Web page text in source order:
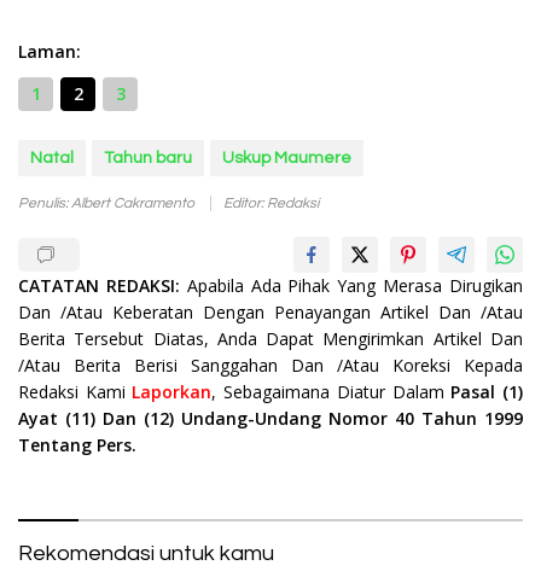
Laman:
1
2 3
Natal Tahun baru Uskup Maumere
Penulis: Albert Cakramento Editor: Redaksi
CATATAN REDAKSI: Apabila Ada Pihak Yang Merasa Dirugikan
Dan /Atau Keberatan Dengan Penayangan Artikel Dan /Atau
Berita Tersebut Diatas, Anda Dapat Mengirimkan Artikel Dan
/Atau Berita Berisi Sanggahan Dan /Atau Koreksi Kepada
Redaksi Kami Laporkan, Sebagaimana Diatur Dalam Pasal (1)
Ayat (11) Dan (12) Undang-Undang Nomor 40 Tahun 1999
Tentang Pers.
Rekomendasi untuk kamu